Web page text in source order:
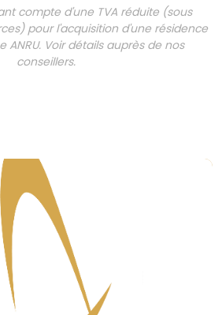
compte d'une TVA réduite (sous
pour l'acquisition d'une résidence
ANRU. Voir détails auprès de nos
conseillers.